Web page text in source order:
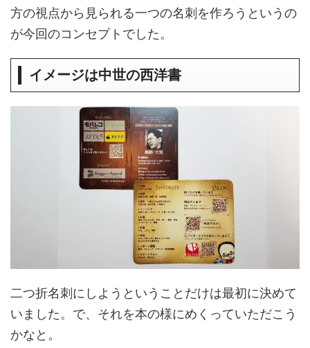
方の視点から見られる一つの名刺を作ろうというの
が今回のコンセプトでした。
イメージは中世の西洋書
二つ折名刺にしようということだけは最初に決めて
いました。で、それを本の様にめくっていただこう
かなと。